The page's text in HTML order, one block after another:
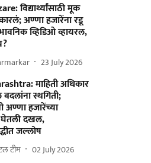
विद्यार्थ्यांसाठी मूक
अण्णा हजारेंना रडू
व्हिडिओ व्हायरल,
23 July 2026
माहिती अधिकार
बदलांना स्थगिती;
अण्णा हजारेंच्या
घेतली दखल,
जल्लोष
टीम 02 July 2026